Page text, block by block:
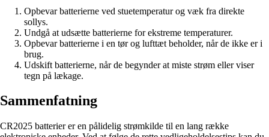
Opbevar batterierne ved stuetemperatur og væk fra direkte
sollys.
Undgå at udsætte batterierne for ekstreme temperaturer.
Opbevar batterierne i en tør og lufttæt beholder, når de ikke er i
brug.
Udskift batterierne, når de begynder at miste strøm eller viser
tegn på lækage.
Sammenfatning
CR2025 batterier er en pålidelig strømkilde til en lang række